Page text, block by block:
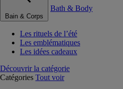
Bain & Corps
Bath & Body
Les rituels de l’été
Les emblématiques
Les idées cadeaux
Découvrir la catégorie
Catégories Tout voir